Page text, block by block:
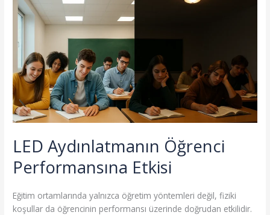
LED Aydınlatmanın Öğrenci
Performansına Etkisi
Eğitim ortamlarında yalnızca öğretim yöntemleri değil, fiziki
koşullar da öğrencinin performansı üzerinde doğrudan etkilidir.